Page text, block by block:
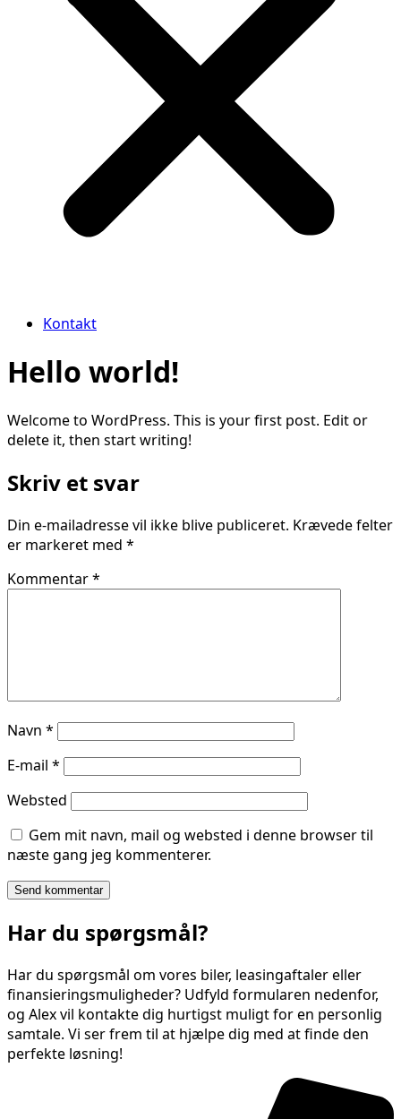
Kontakt
Hello world!
Welcome to WordPress. This is your first post. Edit or
delete it, then start writing!
Skriv et svar
Din e-mailadresse vil ikke blive publiceret. Krævede felter
er markeret med *
Kommentar*
Navn *
E-mail *
Websted
Gem mit navn, mail og websted i denne browser til
næste gang jeg kommenterer.
Har du spørgsmål?
Har du spørgsmål om vores biler, leasingaftaler eller
finansieringsmuligheder? Udfyld formularen nedenfor,
og Alex vil kontakte dig hurtigst muligt for en personlig
samtale. Vi ser frem til at hjælpe dig med at finde den
perfekte løsning!